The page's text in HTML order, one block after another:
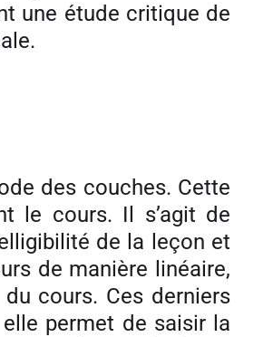
une étude critique de
des couches. Cette
le cours. Il s’agit de
de la leçon et
de manière linéaire,
cours. Ces derniers
permet de saisir la